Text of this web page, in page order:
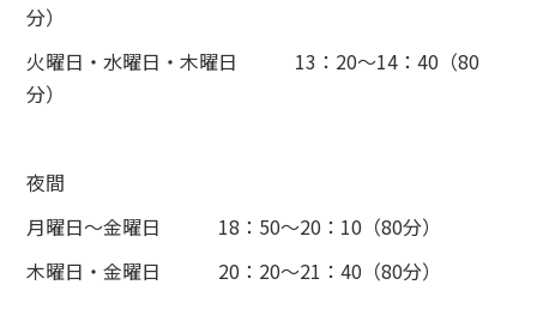
分）
火曜日・水曜日・木曜日 13：20～14：40（80
分）
夜間
月曜日～金曜日 18：50～20：10（80分）
木曜日・金曜日 20：20～21：40（80分）